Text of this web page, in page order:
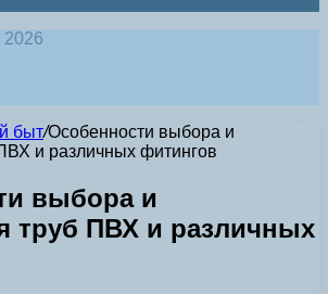
2026
быт/Особенности выбора и
и различных фитингов
выбора и
труб ПВХ и различных